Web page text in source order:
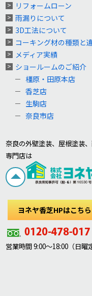
リフォームローン
雨漏りについて
3D工法について
コーキング材の種類と
メディア実績
ショールームのご紹介
橿原・田原本店
香芝店
生駒店
奈良市店
奈良の外壁塗装、屋根塗装
専門店は
ヨネヤ香芝HPはこちら
営業時間 9:00～18:00（日曜